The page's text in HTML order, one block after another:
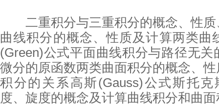
二重积分与三重积分的概念、性质
曲线积分的概念、性质及计算两类曲
(Green)公式平面曲线积分与路径无关
微分的原函数两类曲面积分的概念、
积分的关系高斯(Gauss)公式斯托克
度、旋度的概念及计算曲线积分和曲